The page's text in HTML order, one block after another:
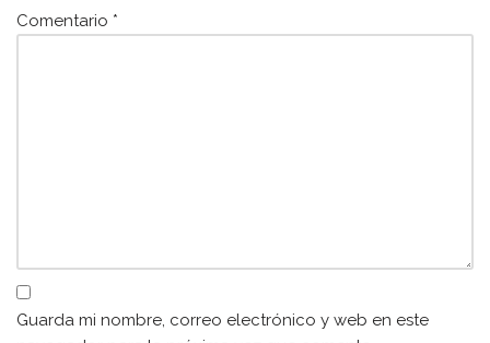
Comentario *
Guarda mi nombre, correo electrónico y web en este